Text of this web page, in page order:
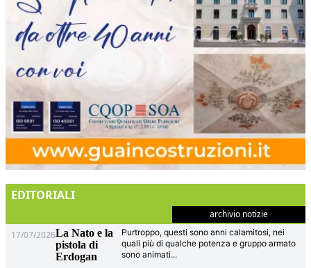
EDITORIALI
archivio notizie
17/07/2026La Nato e la
pistola di
Erdogan
Purtroppo, questi sono anni calamitosi, nei
quali più di qualche potenza e gruppo armato
sono animati...